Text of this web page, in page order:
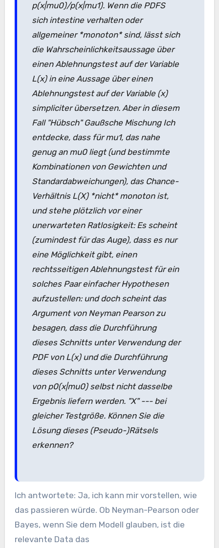
p(x|mu0)/p(x|mu1). Wenn die PDFS
sich intestine verhalten oder
allgemeiner *monoton* sind, lässt sich
die Wahrscheinlichkeitsaussage über
einen Ablehnungstest auf der Variable
L(x) in eine Aussage über einen
Ablehnungstest auf der Variable (x)
simpliciter übersetzen. Aber in diesem
Fall "Hübsch" Gaußsche Mischung Ich
entdecke, dass für mu1, das nahe
genug an mu0 liegt (und bestimmte
Kombinationen von Gewichten und
Standardabweichungen), das Chance-
Verhältnis L(X) *nicht* monoton ist,
und stehe plötzlich vor einer
unerwarteten Ratlosigkeit: Es scheint
(zumindest für das Auge), dass es nur
eine Möglichkeit gibt, einen
rechtsseitigen Ablehnungstest für ein
solches Paar einfacher Hypothesen
aufzustellen: und doch scheint das
Argument von Neyman Pearson zu
besagen, dass die Durchführung
dieses Schnitts unter Verwendung der
PDF von L(x) und die Durchführung
dieses Schnitts unter Verwendung
von p0(x|mu0) selbst nicht dasselbe
Ergebnis liefern werden. "X" --- bei
gleicher Testgröße. Können Sie die
Lösung dieses (Pseudo-)Rätsels
erkennen?
Ich antwortete: Ja, ich kann mir vorstellen, wie
das passieren würde. Ob Neyman-Pearson oder
Bayes, wenn Sie dem Modell glauben, ist die
relevante Data das